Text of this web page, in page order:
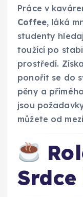
Práce v
Coffee, láká
studenty
toužící po
prostředí.
ponořit se do
pěny a
jsou
můžete od